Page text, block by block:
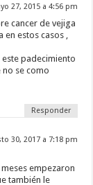
27, 2015 a 4:56 pm
cancer de vejiga
en estos casos ,
padecimiento
no se como
Responder
30, 2017 a 7:18 pm
empezaron
también le